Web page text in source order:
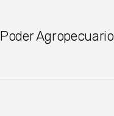
Poder Agropecuario